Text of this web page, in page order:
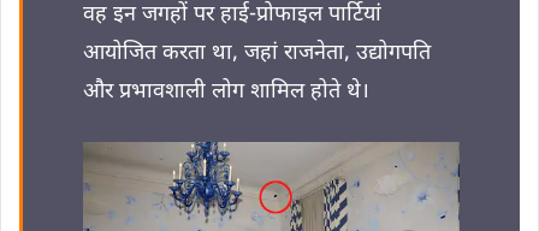
वह इन जगहों पर हाई-प्रोफाइल पार्टियां
आयोजित करता था, जहां राजनेता, उद्योगपति
और प्रभावशाली लोग शामिल होते थे।